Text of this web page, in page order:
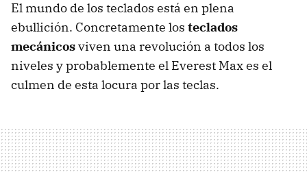
El mundo de los teclados está en plena
ebullición. Concretamente los teclados
mecánicosviven una revolución a todos los
niveles y probablemente el Everest Max es el
culmen de esta locura por las teclas.